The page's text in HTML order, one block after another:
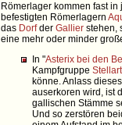
Römerlager kommen fast
befestigten Römerlagern
das Dorfder Gallier stehen,
eine mehr oder minder
In "Asterix bei den
Kampfgruppe
könne. Anlass
auserkoren wird, ist
gallischen Stämme
Und so zerstören